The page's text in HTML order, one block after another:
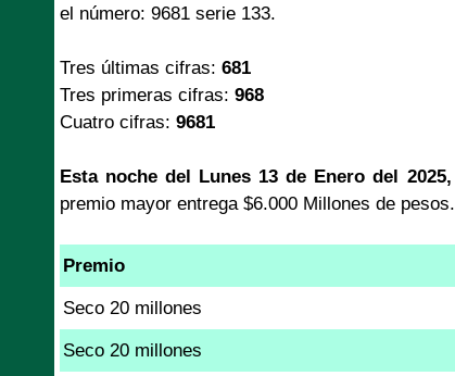
el número: 9681 serie 133.
Tres últimas cifras: 681
Tres primeras cifras: 968
Cuatro cifras: 9681
Esta noche del Lunes 13 de Enero del 2025,
premio mayor entrega $6.000 Millones de pesos.
Premio
Seco 20 millones
Seco 20 millones